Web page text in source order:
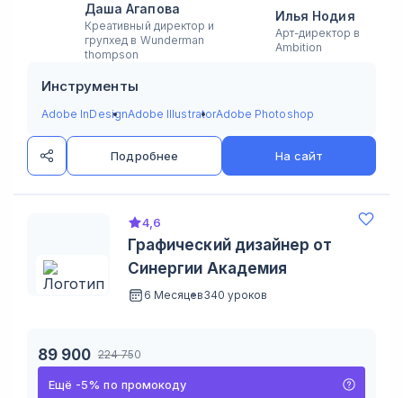
Даша Агапова
Креативный директор и
групхед в Wunderman
thompson
Илья Нодия
Арт-директор в
Ambition
Инструменты
Adobe InDesignAdobe IllustratorAdobe Photoshop
Подробнее На сайт
4,6
Графический дизайнер от
Синергии Академия
6 Месяцев340 уроков
89 900 224 750
Ещё -5% по промокоду